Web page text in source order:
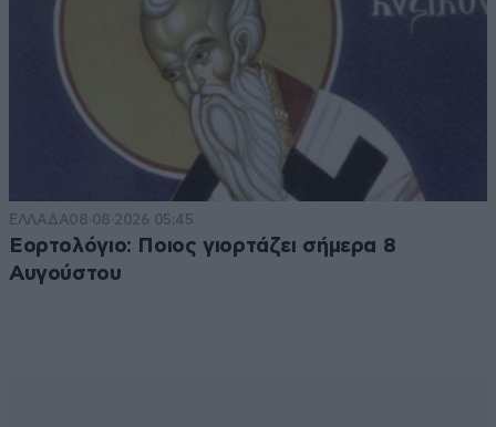
ΕΛΛΑΔΑ08·08·2026 05:45
Εορτολόγιο: Ποιος γιορτάζει σήμερα 8
Αυγούστου